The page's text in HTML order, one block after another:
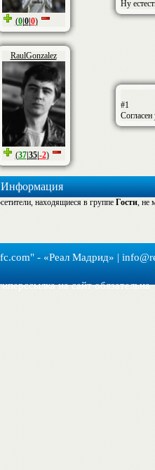
(0|0|0)
Ну
RaulGonzalez
(37| 35| -2)
#1
Информация
находящиеся в группе Гости, не
- «Реал Мадрид» |
на сайт обязательна